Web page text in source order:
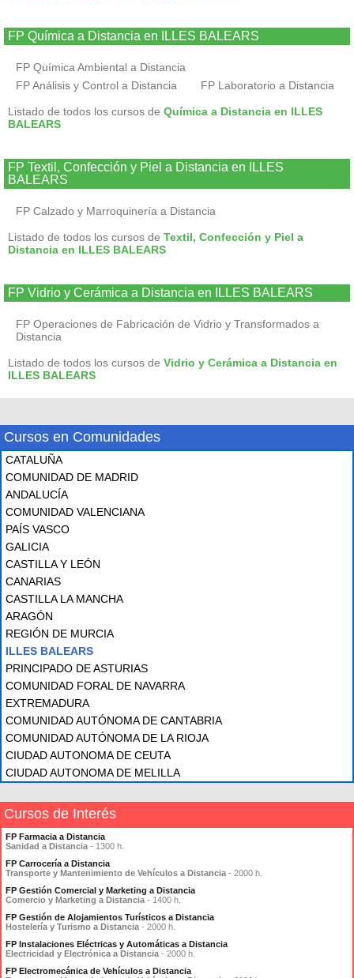
FP Química a Distancia en ILLES BALEARS
FP Química Ambiental a Distancia
FP Análisis y Control a Distancia
FP Laboratorio a Distancia
Listado de todos los cursos de Química a Distancia en ILLES
BALEARS
FP Textil, Confección y Piel a Distancia en ILLES
BALEARS
FP Calzado y Marroquinería a Distancia
Listado de todos los cursos de Textil, Confección y Piel a
Distancia en ILLES BALEARS
FP Vidrio y Cerámica a Distancia en ILLES BALEARS
FP Operaciones de Fabricación de Vidrio y Transformados a
Distancia
Listado de todos los cursos de Vidrio y Cerámica a Distancia en
ILLES BALEARS
Cursos en Comunidades
CATALUÑA
COMUNIDAD DE MADRID
ANDALUCÍA
COMUNIDAD VALENCIANA
PAÍS VASCO
GALICIA
CASTILLA Y LEÓN
CANARIAS
CASTILLA LA MANCHA
ARAGÓN
REGIÓN DE MURCIA
ILLES BALEARS
PRINCIPADO DE ASTURIAS
COMUNIDAD FORAL DE NAVARRA
EXTREMADURA
COMUNIDAD AUTÓNOMA DE CANTABRIA
COMUNIDAD AUTÓNOMA DE LA RIOJA
CIUDAD AUTONOMA DE CEUTA
CIUDAD AUTONOMA DE MELILLA
Cursos de Interés
FP Farmacia a Distancia
Sanidad a Distancia - 1300 h.
FP Carrocería a Distancia
Transporte y Mantenimiento de Vehículos a Distancia - 2000 h.
FP Gestión Comercial y Marketing a Distancia
Comercio y Marketing a Distancia - 1400 h.
FP Gestión de Alojamientos Turísticos a Distancia
Hostelería y Turismo a Distancia - 2000 h.
FP Instalaciones Eléctricas y Automáticas a Distancia
Electricidad y Electrónica a Distancia - 2000 h.
FP Electromecánica de Vehículos a Distancia